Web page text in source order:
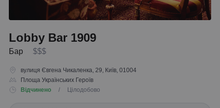
Lobby Bar 1909
Бар $$$
вулиця Євгена Чикаленка, 29, Київ, 01004
Площа Українських Героїв
Відчинено
/ Цілодобово